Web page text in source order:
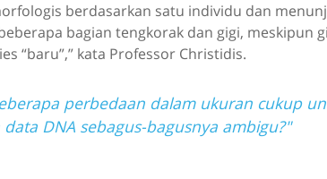
berdasarkan satu individu dan
bagian tengkorak dan gigi, meskipun
“baru”,” kata Professor Christidis.
perbedaan dalam ukuran cukup
DNA sebagus-bagusnya ambigu?"